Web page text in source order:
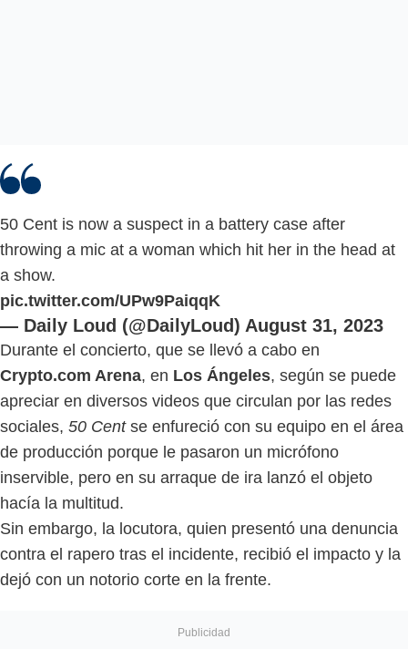
50 Cent is now a suspect in a battery case after
throwing a mic at a woman which hit her in the head at
a show.
pic.twitter.com/UPw9PaiqqK
— Daily Loud (@DailyLoud) August 31, 2023
Durante el concierto, que se llevó a cabo en
Crypto.com Arena, en Los Ángeles, según se puede
apreciar en diversos videos que circulan por las redes
sociales, 50 Centse enfureció con su equipo en el área
de producción porque le pasaron un micrófono
inservible, pero en su arraque de ira lanzó el objeto
hacía la multitud.
Sin embargo, la locutora, quien presentó una denuncia
contra el rapero tras el incidente, recibió el impacto y la
dejó con un notorio corte en la frente.